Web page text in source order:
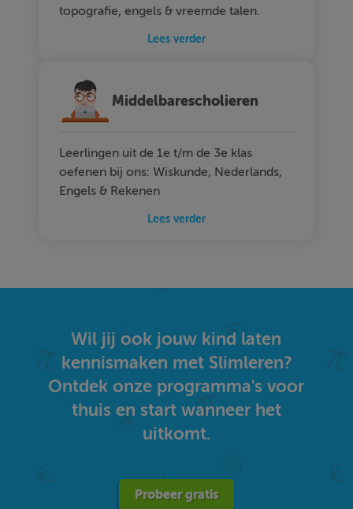
topografie, engels & vreemde talen.
Lees verder
Middelbarescholieren
Leerlingen uit de 1e t/m de 3e klas
oefenen bij ons: Wiskunde, Nederlands,
Engels & Rekenen
Lees verder
Wil jij ook jouw kind laten
kennismaken met Slimleren?
Ontdek onze programma's voor
thuis en start wanneer het
uitkomt.
Probeer gratis